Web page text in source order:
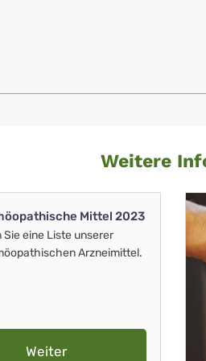
Weitere
Mittel 2023
Sie eine Liste unserer
Arzneimittel.
Weiter